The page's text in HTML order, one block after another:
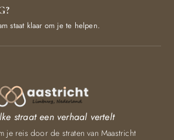
staat klaar om je te helpen.
straat een verhaal vertelt
je reis door de straten van Maastricht